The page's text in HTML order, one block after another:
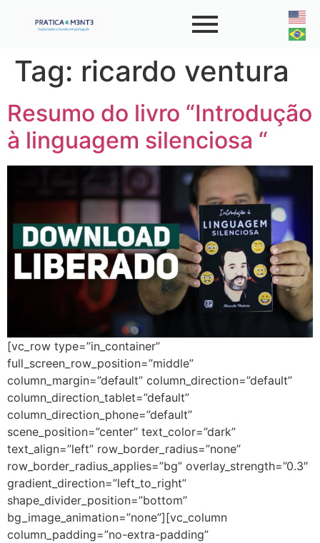
Tag: ricardo ventura
Resumo do livro “Introdução
à linguagem silenciosa “
[vc_row type=”in_container”
full_screen_row_position=”middle”
column_margin=”default” column_direction=”default”
column_direction_tablet=”default”
column_direction_phone=”default”
scene_position=”center” text_color=”dark”
text_align=”left” row_border_radius=”none”
row_border_radius_applies=”bg” overlay_strength=”0.3″
gradient_direction=”left_to_right”
shape_divider_position=”bottom”
bg_image_animation=”none”][vc_column
column_padding=”no-extra-padding”